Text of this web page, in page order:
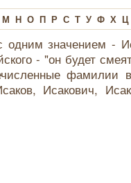
М Н О П Р С Т У Ф Х Ц
одним значением -
- "он будет
фамилии
Исакович,